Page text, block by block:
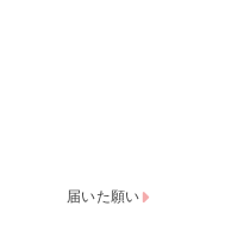
届いた願い